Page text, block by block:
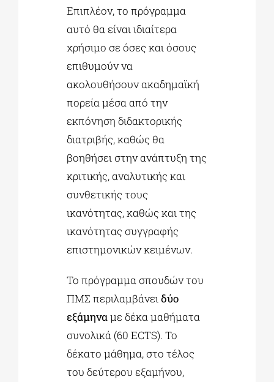
Επιπλέον, το πρόγραμμα
αυτό θα είναι ιδιαίτερα
χρήσιμο σε όσες και όσους
επιθυμούν να
ακολουθήσουν ακαδημαϊκή
πορεία μέσα από την
εκπόνηση διδακτορικής
διατριβής, καθώς θα
βοηθήσει στην ανάπτυξη της
κριτικής, αναλυτικής και
συνθετικής τους
ικανότητας, καθώς και της
ικανότητας συγγραφής
επιστημονικών κειμένων.
Το πρόγραμμα σπουδών του
ΠΜΣ περιλαμβάνειδύο
εξάμηναμε δέκα μαθήματα
συνολικά (60 ECTS). Το
δέκατο μάθημα, στο τέλος
του δεύτερου εξαμήνου,